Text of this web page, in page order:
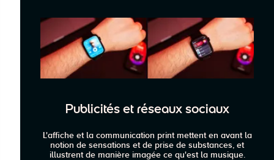
Publicités et réseaux sociaux
L'affiche et la communication print mettent en avant la
notion de sensations et de prise de substances, et
illustrent de manière imagée ce qu'est la musique.